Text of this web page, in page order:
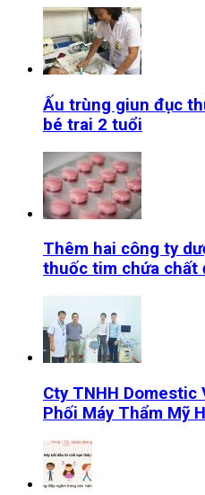
Ấu trùng giun đục
bé trai 2 tuổi
Thêm hai công ty
thuốc tim chứa chất
Cty TNHH Domestic
Phối Máy Thẩm Mỹ